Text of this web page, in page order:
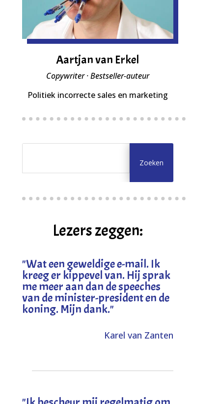
Aartjan van Erkel
Copywriter · Bestseller-auteur
Politiek incorrecte sales en marketing
Lezers zeggen:
"Wat een geweldige e-mail. Ik
kreeg er kippevel van. Hij sprak
me meer aan dan de speeches
van de minister-president en de
koning. Mijn dank."
Karel van Zanten